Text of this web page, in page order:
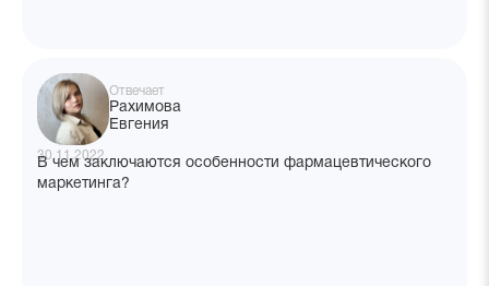
Отвечает
Рахимова
Евгения
30.11.2022
В чем заключаются особенности фармацевтического
маркетинга?